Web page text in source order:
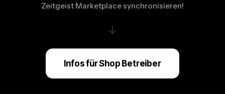
Zeitgeist Marketplace synchronisieren!
↓
Infos für Shop Betreiber